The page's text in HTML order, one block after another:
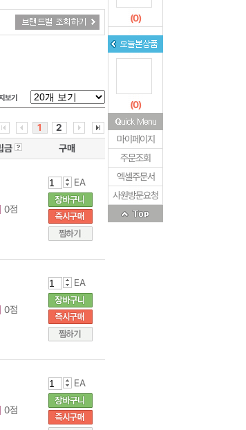
보기
1
2
금 구매
0점
EA
0점
EA
0점
EA
(0)
(0)
마이페이지
주문조회
엑셀주문서
사원방문요청